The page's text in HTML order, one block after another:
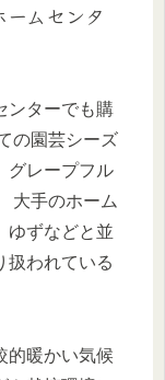
ムセンタ
ンターでも購
の園芸シーズ
グレープフル
大手のホーム
ゆずなどと並
扱われている
的暖かい気候